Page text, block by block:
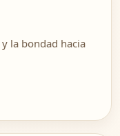
la bondad hacia